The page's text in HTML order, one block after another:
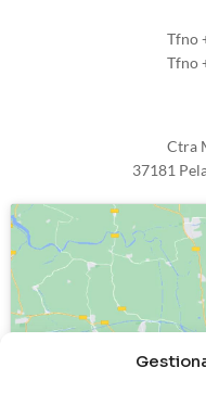
Tfno
Tfno
Ctra
37181
Haz clic